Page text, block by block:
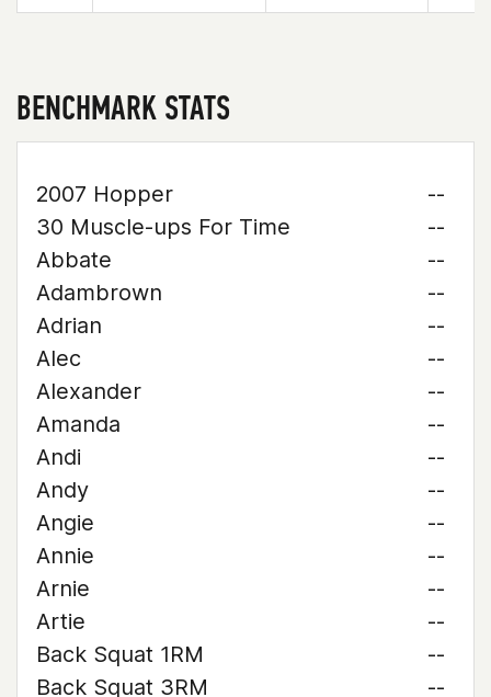
BENCHMARK STATS
2007 Hopper
--
30 Muscle-ups For Time
--
Abbate
--
Adambrown
--
Adrian
--
Alec
--
Alexander
--
Amanda
--
Andi
--
Andy
--
Angie
--
Annie
--
Arnie
--
Artie
--
Back Squat 1RM
--
Back Squat 3RM
--